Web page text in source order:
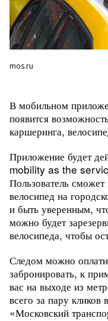
mos.ru
В мобильном
появится
каршеринга,
Приложение будет
mobility as the
Пользователь
велосипед на
и быть уверенным,
можно будет
велосипеда, чтобы
Следом можно
забронировать, к
вас на выходе из
всего за пару
«Московский